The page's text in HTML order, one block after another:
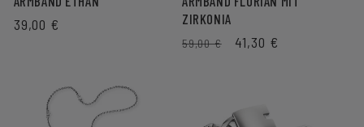
NORMALER
39,00 €
ZIRKONIA
NORMALER
59,00 € VERKAUFSPREIS
41,30 €